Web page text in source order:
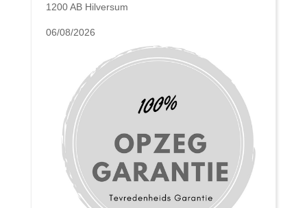
1200 AB Hilversum
06/08/2026